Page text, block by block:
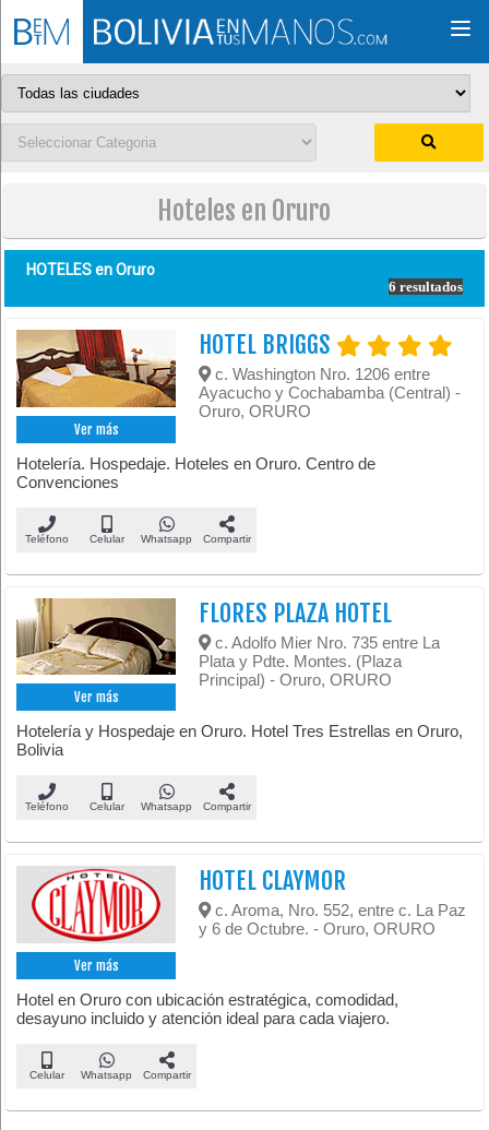
Hoteles en Oruro
HOTELES enOruro
6 resultados
Ver más
HOTEL BRIGGS
c. Washington Nro. 1206 entre
Ayacucho y Cochabamba (Central) -
Oruro, ORURO
Hotelería. Hospedaje. Hoteles en Oruro. Centro de
Convenciones
Teléfono Celular Whatsapp Compartir
Ver más
FLORES PLAZA HOTEL
c. Adolfo Mier Nro. 735 entre La
Plata y Pdte. Montes. (Plaza
Principal) - Oruro, ORURO
Hotelería y Hospedaje en Oruro. Hotel Tres Estrellas en Oruro,
Bolivia
Teléfono Celular Whatsapp Compartir
Ver más
HOTEL CLAYMOR
c. Aroma, Nro. 552, entre c. La Paz
y 6 de Octubre. - Oruro, ORURO
Hotel en Oruro con ubicación estratégica, comodidad,
desayuno incluido y atención ideal para cada viajero.
Celular Whatsapp Compartir